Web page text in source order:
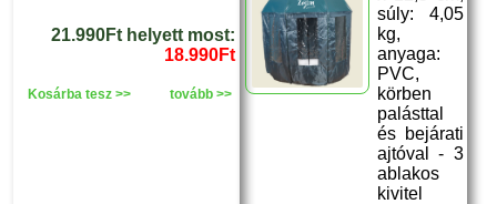
21.990Ft helyett most:
18.990Ft
Kosárba tesz >> tovább >>
súly: 4,05
kg,
anyaga:
PVC,
körben
palásttal
és bejárati
ajtóval - 3
ablakos
kivitel